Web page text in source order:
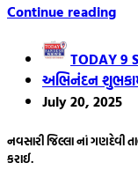
Continue reading
TODAY 9
અભિનંદન
July 20, 2025
નવસારી જિલ્લા નાં ગણદેવી
કરાઈ.